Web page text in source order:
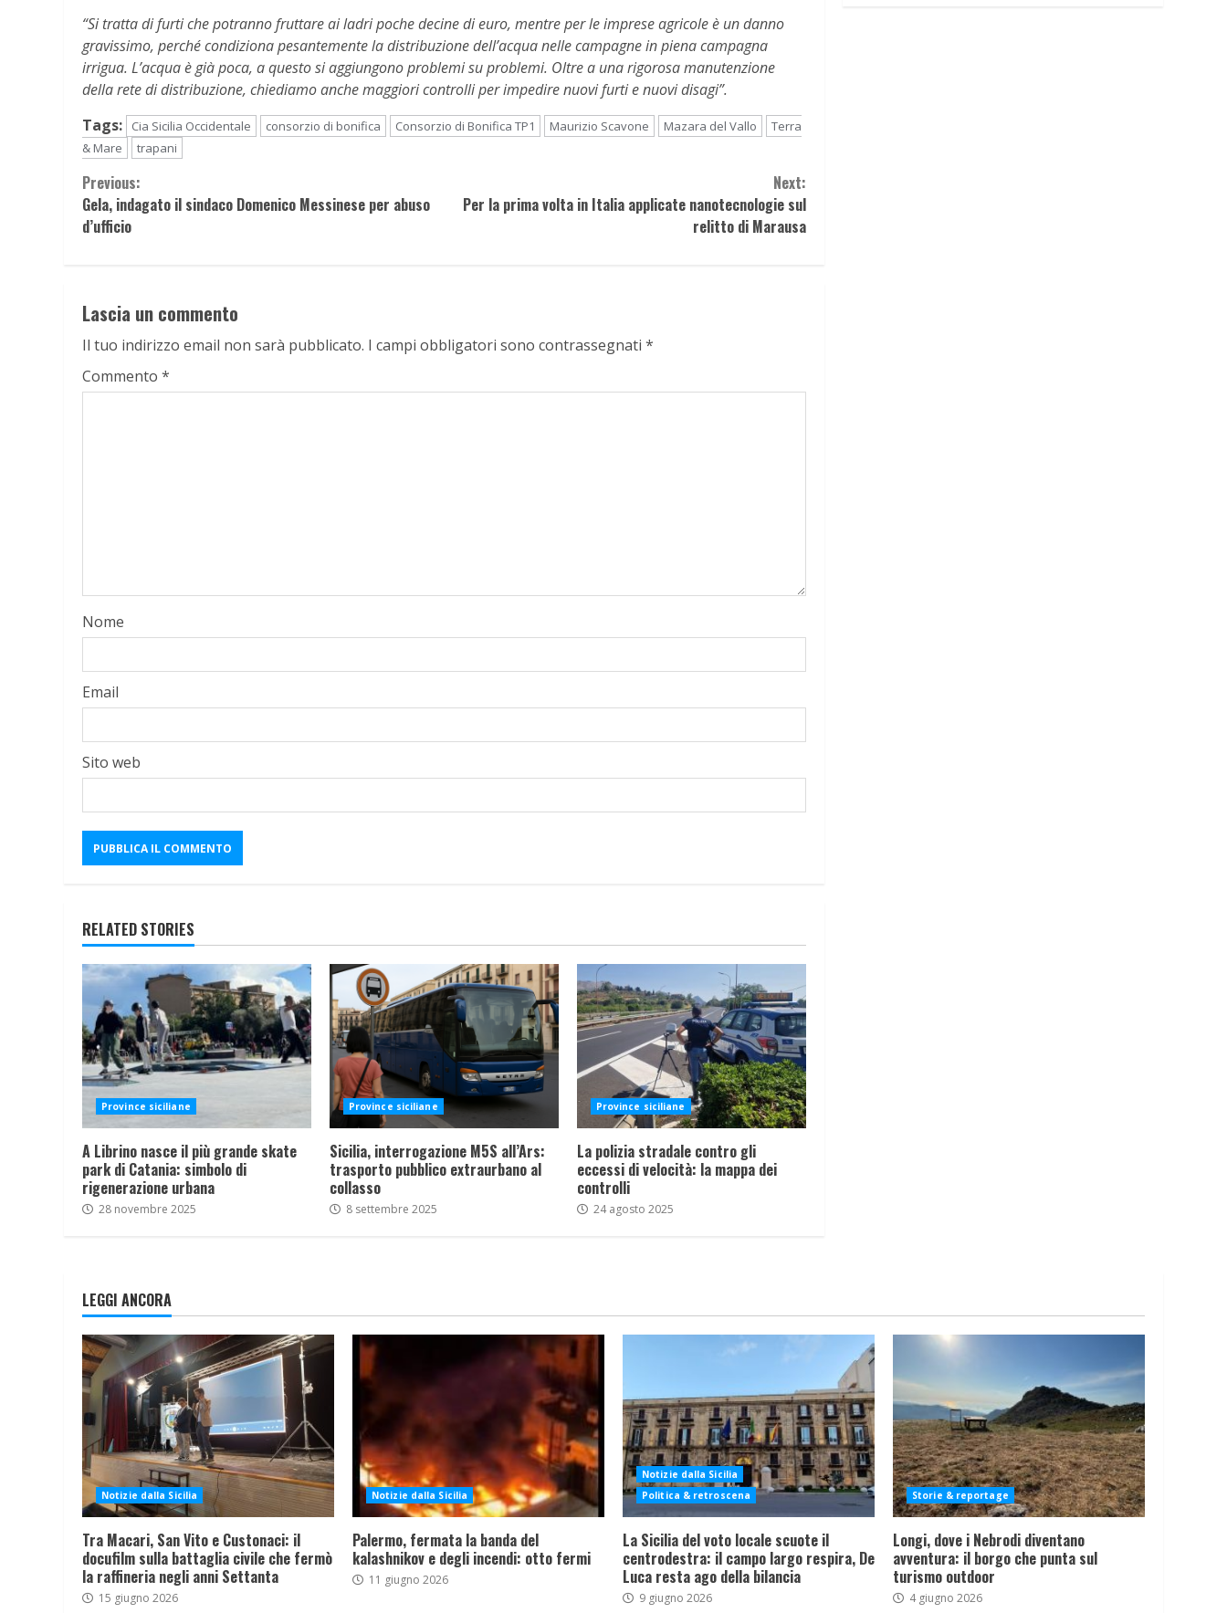
“Si tratta di furti che potranno fruttare ai ladri poche decine di euro, mentre per le imprese agricole è un danno
gravissimo, perché condiziona pesantemente la distribuzione dell’acqua nelle campagne in piena campagna
irrigua. L’acqua è già poca, a questo si aggiungono problemi su problemi. Oltre a una rigorosa manutenzione
della rete di distribuzione, chiediamo anche maggiori controlli per impedire nuovi furti e nuovi disagi”.
Tags:
Cia Sicilia Occidentale consorzio di bonifica Consorzio di Bonifica TP1 Maurizio Scavone Mazara del Vallo
Terra
& Mare
trapani
Continue
Reading
Previous:
Gela, indagato il sindaco Domenico Messinese per abuso
d’ufficio
Next:
Per la prima volta in Italia applicate nanotecnologie sul
relitto di Marausa
Lascia un commento
Il tuo indirizzo email non sarà pubblicato. I campi obbligatori sono contrassegnati *
Commento *
Nome
Email
Sito web
RELATED STORIES
Province siciliane
A Librino nasce il più grande skate
park di Catania: simbolo di
rigenerazione urbana
28 novembre 2025
Province siciliane
Sicilia, interrogazione M5S all’Ars:
trasporto pubblico extraurbano al
collasso
8 settembre 2025
Province siciliane
La polizia stradale contro gli
eccessi di velocità: la mappa dei
controlli
24 agosto 2025
LEGGI ANCORA
Notizie dalla Sicilia
Tra Macari, San Vito e Custonaci: il
docufilm sulla battaglia civile che fermò
la raffineria negli anni Settanta
15 giugno 2026
Notizie dalla Sicilia
Palermo, fermata la banda del
kalashnikov e degli incendi: otto fermi
11 giugno 2026
Notizie dalla Sicilia
Politica & retroscena
La Sicilia del voto locale scuote il
centrodestra: il campo largo respira, De
Luca resta ago della bilancia
9 giugno 2026
Storie & reportage
Longi, dove i Nebrodi diventano
avventura: il borgo che punta sul
turismo outdoor
4 giugno 2026